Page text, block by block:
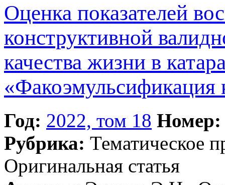
Оценка показателей
конструктивной
качества жизни в
Год: 2022, том 18 Номер:
Рубрика: Тематическое
Оригинальная статья